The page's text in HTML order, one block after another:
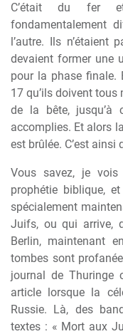
C’était du fer
fondamentalement
l’autre. Ils n’étaient
devaient former une
pour la phase finale.
17 qu’ils doivent
de la bête, jusqu’à
accomplies. Et alors
est brûlée. C’est ainsi
Vous savez, je
prophétie biblique,
spécialement
Juifs, ou qui arrive,
Berlin, maintenant
tombes sont
journal de Thuringe
article lorsque la
Russie. Là, des
textes : « Mort aux